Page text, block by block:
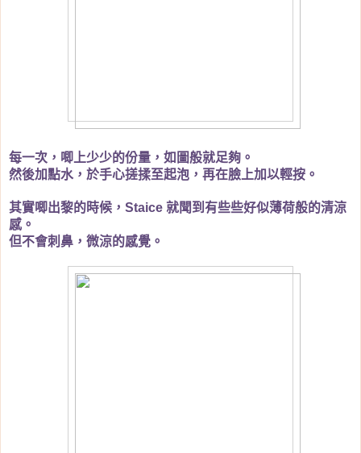
每一次，唧上少少的份量，如圖般就足夠。
然後加點水，於手心搓揉至起泡，再在臉上加以輕按。
其實唧出黎的時候， Staice 就聞到有些些好似薄荷般的清涼
感。
但不會刺鼻，微涼的感覺。